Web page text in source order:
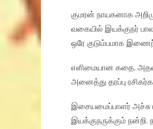
குமரன் நாயகனாக
வகையில் இயக்குநர்
ஒரே குடும்பமாக
எளிமையான கதை.
அனைத்து தரப்பு
இசையமைப்பாளர் அச்சு
இயக்குநருக்கும் நன்றி.